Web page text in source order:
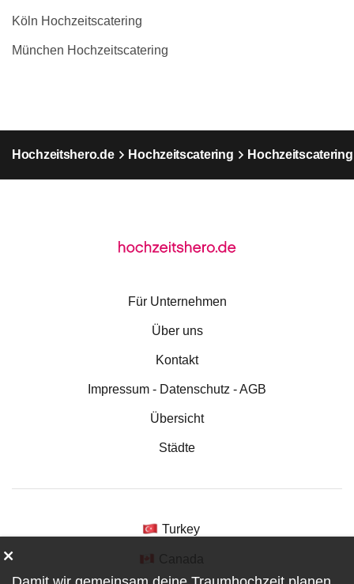
Köln Hochzeitscatering
München Hochzeitscatering
Hochzeitshero.de Hochzeitscatering
Für Unternehmen
Über uns
Kontakt
Impressum - Datenschutz - AGB
Übersicht
Städte
Turkey